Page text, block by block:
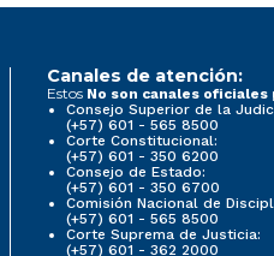
Canales de atención:
Estos No son canales oficiales
Consejo Superior de la
(+57) 601 - 565 8500
Corte Constitucional:
(+57) 601 - 350 6200
Consejo de Estado:
(+57) 601 - 350 6700
Comisión Nacional de
(+57) 601 - 565 8500
Corte Suprema de Justicia:
(+57) 601 - 362 2000